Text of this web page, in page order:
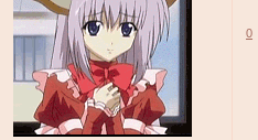
0